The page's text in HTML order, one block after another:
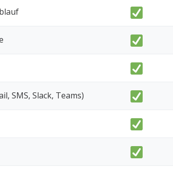
SMS, Slack, Teams)